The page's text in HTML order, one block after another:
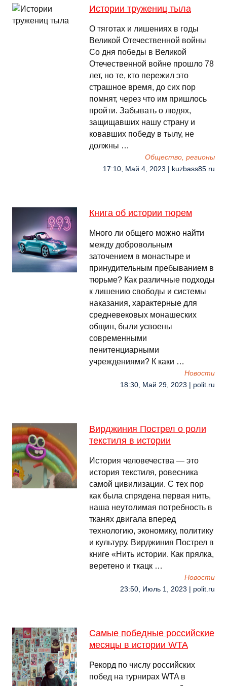
Истории тружениц тыла
О тяготах и лишениях в годы
Великой Отечественной войны
Со дня победы в Великой
Отечественной войне прошло 78
лет, но те, кто пережил это
страшное время, до сих пор
помнят, через что им пришлось
пройти. Забывать о людях,
защищавших нашу страну и
ковавших победу в тылу, не
должны …
Общество, регионы
17:10, Май 4, 2023 | kuzbass85.ru
Книга об истории тюрем
Много ли общего можно найти
между добровольным
заточением в монастыре и
принудительным пребыванием в
тюрьме? Как различные подходы
к лишению свободы и системы
наказания, характерные для
средневековых монашеских
общин, были усвоены
современными
пенитенциарными
учреждениями? К каки …
Новости
18:30, Май 29, 2023 | polit.ru
Вирджиния Пострел о роли
текстиля в истории
История человечества — это
история текстиля, ровесника
самой цивилизации. С тех пор
как была спрядена первая нить,
наша неутолимая потребность в
тканях двигала вперед
технологию, экономику, политику
и культуру. Вирджиния Пострел в
книге «Нить истории. Как прялка,
веретено и ткацк …
Новости
23:50, Июль 1, 2023 | polit.ru
Самые победные российские
месяцы в истории WTA
Рекорд по числу российских
побед на турнирах WTA в